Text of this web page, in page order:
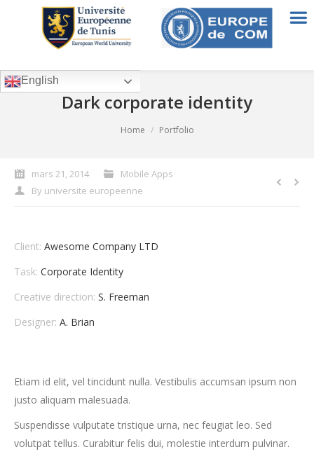
Dark corporate identity
Home Portfolio
mars 21, 2014
Mobile Apps
By universite europeenne
Client: Awesome Company LTD
Task: Corporate Identity
Creative direction: S. Freeman
Designer: A. Brian
Etiam id elit, vel tincidunt nulla. Vestibulis accumsan ipsum non
justo aliquam malesuada.
Suspendisse vulputate tristique urna, nec feugiat leo. Sed
volutpat tellus. Curabitur felis dui, molestie interdum pulvinar.
English